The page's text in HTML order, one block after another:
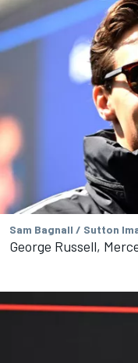
Sam Bagnall / Sutton
George Russell,